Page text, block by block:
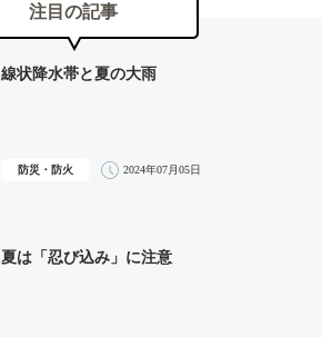
注目の記事
防災・防火 2024年07月05日
線状降水帯と夏の大雨
夏は「忍び込み」に注意